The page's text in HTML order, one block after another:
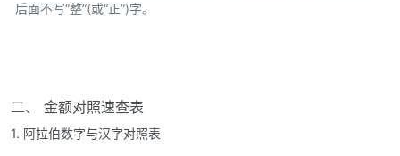
后面不写“整”(或“正”)字。
二、 金额对照速查表
1. 阿拉伯数字与汉字对照表